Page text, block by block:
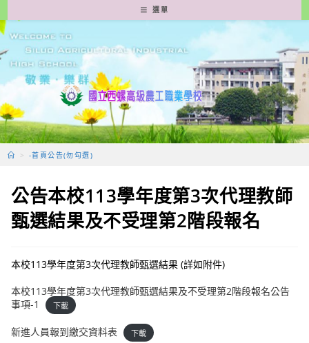
轉
至
要
容
選單
> -首頁公告(勿勾選)
公告本校113學年度第3次代理教師
甄選結果及不受理第2階段報名
本校113學年度第3次代理教師甄選結果 (詳如附件)
本校113學年度第3次代理教師甄選結果及不受理第2階段報名公告
事項-1
下載
新進人員報到繳交資料表 下載